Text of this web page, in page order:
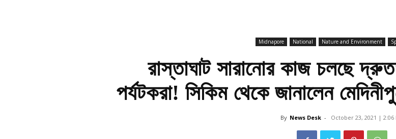
Midnapore National Nature and Environment
রাস্তাঘাট সারানোর কাজ চলছে
পর্যটকরা! সিকিম থেকে জানালেন
By News Desk - October 23, 2021 | 2:06